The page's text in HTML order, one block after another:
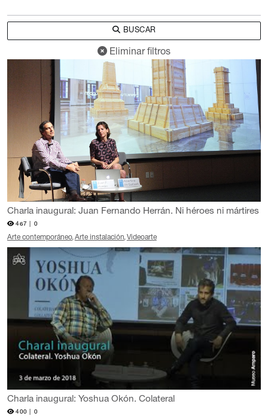
BUSCAR
Eliminar filtros
Charla inaugural: Juan Fernando Herrán. Ni héroes ni mártires
467 | 0
Arte contemporáneo Arte instalación Videoarte
Charla inaugural: Yoshua Okón. Colateral
400 | 0